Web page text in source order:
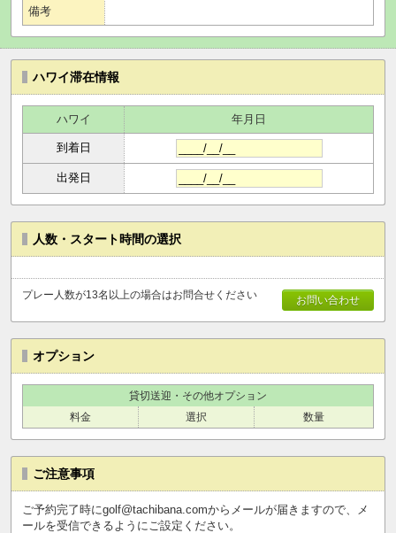
備考
ハワイ滞在情報
ハワイ 年月日
到着日
出発日
人数・スタート時間の選択
お問い合わせ
プレー人数が13名以上の場合はお問合せください
オプション
貸切送迎・その他オプション
料金
選択 数量
ご注意事項
ご予約完了時にgolf@tachibana.comからメールが届きますので、メ
ールを受信できるようにご設定ください。